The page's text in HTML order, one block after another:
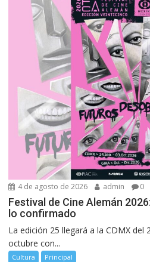
4 de agosto de 2026 admin 0
Festival de Cine Alemán
lo confirmado
La edición 25 llegará a la CDMX del
octubre con...
Cultura Principal